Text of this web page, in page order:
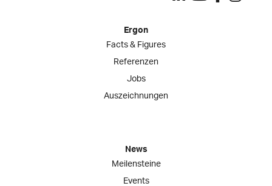
Ergon
Facts & Figures
Referenzen
Jobs
Auszeichnungen
News
Meilensteine
Events